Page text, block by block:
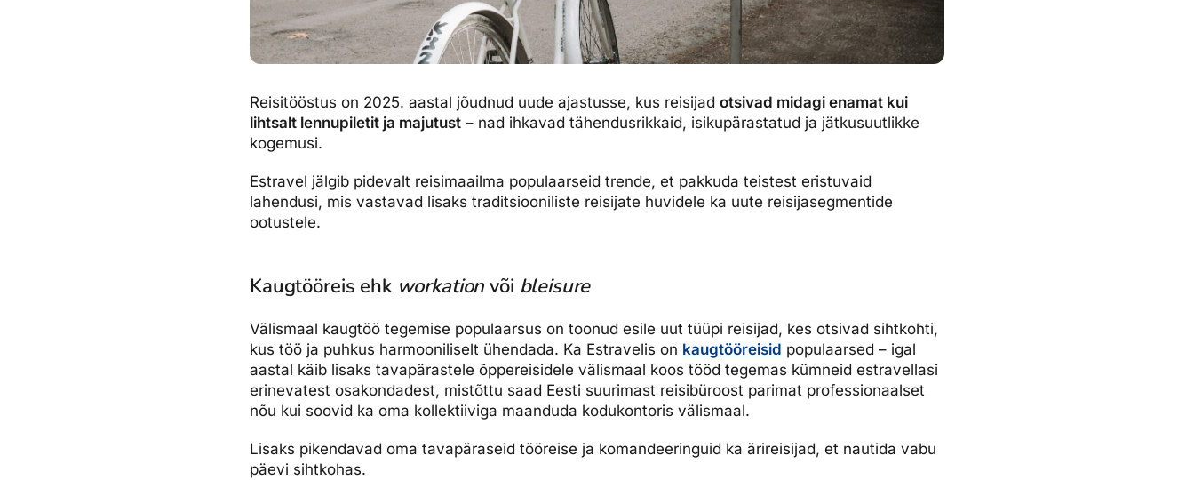
Reisitööstus on 2025. aastal jõudnud uude ajastusse, kus reisijad otsivad midagi enamat kui
lihtsalt lennupiletit ja majutust – nad ihkavad tähendusrikkaid, isikupärastatud ja jätkusuutlikke
kogemusi.
Estravel jälgib pidevalt reisimaailma populaarseid trende, et pakkuda teistest eristuvaid
lahendusi, mis vastavad lisaks traditsiooniliste reisijate huvidele ka uute reisijasegmentide
ootustele.
Kaugtööreis ehk workation või bleisure
Välismaal kaugtöö tegemise populaarsus on toonud esile uut tüüpi reisijad, kes otsivad sihtkohti,
kus töö ja puhkus harmooniliselt ühendada. Ka Estravelis on kaugtööreisid populaarsed – igal
aastal käib lisaks tavapärastele õppereisidele välismaal koos tööd tegemas kümneid estravellasi
erinevatest osakondadest, mistõttu saad Eesti suurimast reisibüroost parimat professionaalset
nõu kui soovid ka oma kollektiiviga maanduda kodukontoris välismaal.
Lisaks pikendavad oma tavapäraseid tööreise ja komandeeringuid ka ärireisijad, et nautida vabu
päevi sihtkohas.